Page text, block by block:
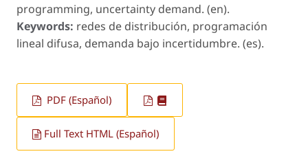
programming, uncertainty demand. (en).
Keywords: redes de distribución, programación
lineal difusa, demanda bajo incertidumbre. (es).
PDF (Español)
Full Text HTML (Español)